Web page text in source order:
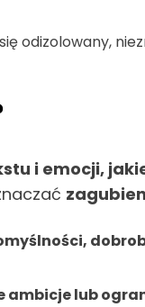
odizolowany,
i emocji,
ambicje lub